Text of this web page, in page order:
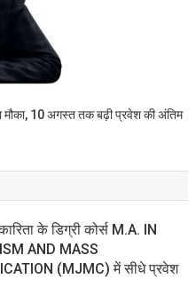
मौका, 10 अगस्त तक बढ़ी प्रवेश की अंतिम
के डिग्री कोर्स M.A. IN
AND MASS
(MJMC) में सीधे प्रवेश